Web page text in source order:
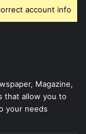
account info.
Magazine,
that allow you to
your needs.